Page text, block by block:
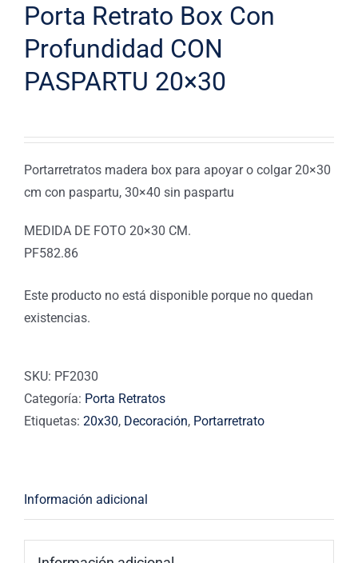
Porta Retrato Box Con
Profundidad CON
PASPARTU 20×30
Portarretratos madera box para apoyar o colgar 20×30
cm con paspartu, 30×40 sin paspartu
MEDIDA DE FOTO 20×30 CM.
PF582.86
Este producto no está disponible porque no quedan
existencias.
SKU: PF2030
Categoría: Porta Retratos
Etiquetas: 20x30, Decoración, Portarretrato
Información adicional